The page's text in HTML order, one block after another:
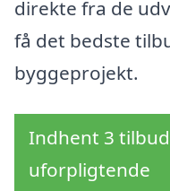
direkte fra de
få det bedste
byggeprojekt.
Indhent 3
uforpligtende